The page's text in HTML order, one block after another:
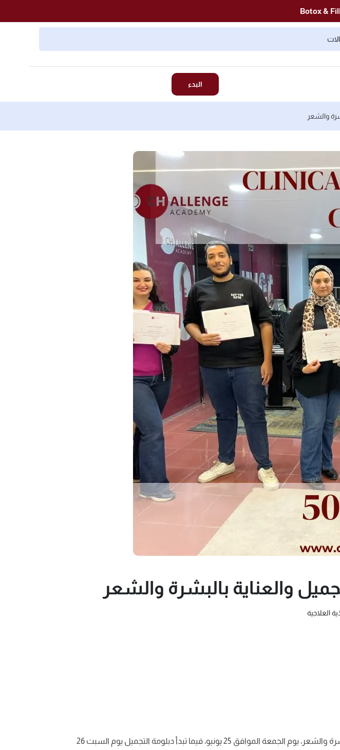
Botox &
البدء
والشعر
والعناية بالبشرة والشعر
العلاجية
الخصم 50% + الخصم الإضافي، متاح حتى يوم بداية الدبلومات، حيث تبدأ دبلومتا التغذية العلاجية والعناية بالبشرة والشعر، يوم الجمعة الموافق 25 يونيو، فيما تبدأ دبلومة التجميل يوم السبت 26